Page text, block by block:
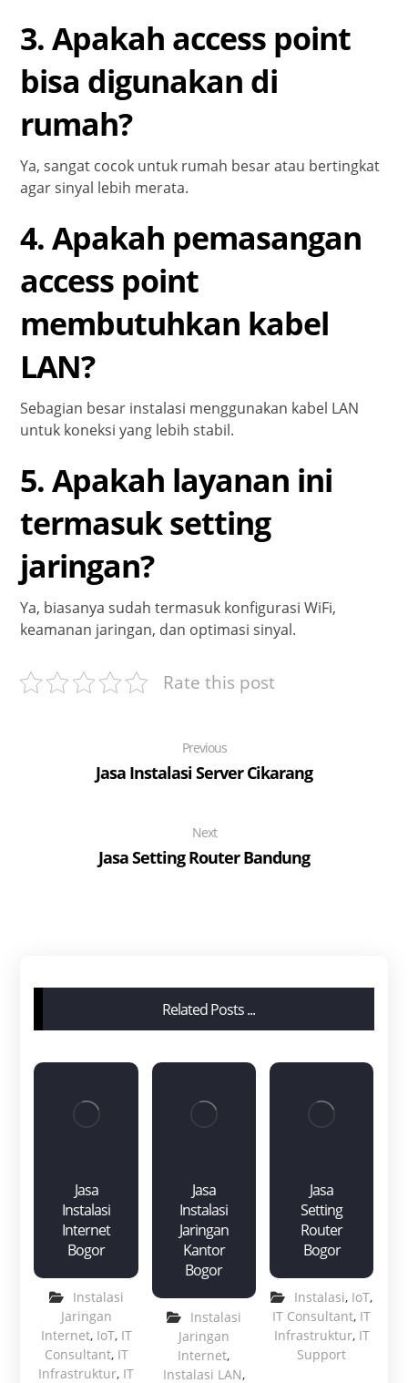
3. Apakah access point
bisa digunakan di
rumah?
Ya, sangat cocok untuk rumah besar atau bertingkat
agar sinyal lebih merata.
4. Apakah pemasangan
access point
membutuhkan kabel
LAN?
Sebagian besar instalasi menggunakan kabel LAN
untuk koneksi yang lebih stabil.
5. Apakah layanan ini
termasuk setting
jaringan?
Ya, biasanya sudah termasuk konfigurasi WiFi,
keamanan jaringan, dan optimasi sinyal.
Rate this post
Previous
Jasa Instalasi Server Cikarang
Next
Jasa Setting Router Bandung
Related Posts ...
Jasa
Instalasi
Internet
Bogor
Instalasi
Jaringan
Internet, IoT, IT
Consultant, IT
Infrastruktur, IT
Jasa
Instalasi
Jaringan
Kantor
Bogor
Instalasi
Jaringan
Internet,
Instalasi LAN,
Jasa
Setting
Router
Bogor
Instalasi, IoT,
IT Consultant, IT
Infrastruktur, IT
Support